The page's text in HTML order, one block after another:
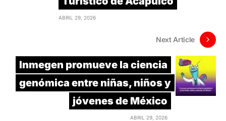
ABRIL 29, 2026
Next Article
Inmegen promueve la ciencia
genómica entre niñas, niños y
jóvenes de México
ABRIL 29, 2026